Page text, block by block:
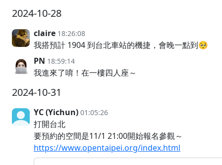
2024-10-28
claire 18:26:08
我搭預計 1904 到台北車站的機捷，會晚一點到🥺
PN 18:59:14
我進來了唷！在一樓四人座～
2024-10-31
YC (Yichun) 01:05:26
打開台北
要預約的空間是11/1 21:00開始報名參觀～
https://www.opentaipei.org/index.html